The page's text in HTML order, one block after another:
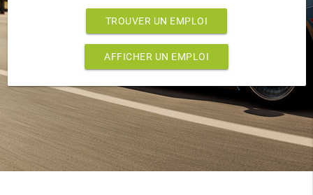
TROUVER UN EMPLOI
AFFICHER UN EMPLOI